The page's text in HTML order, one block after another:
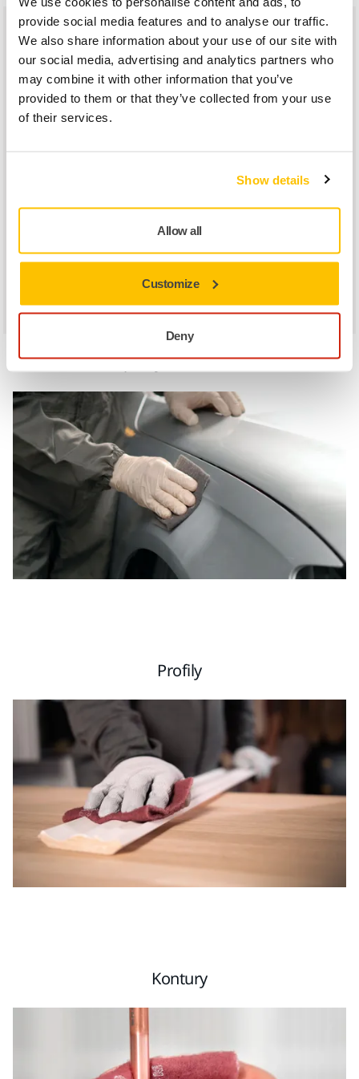
provide social media features and to analyse our traffic.
We also share information about your use of our site with
our social media, advertising and analytics partners who
may combine it with other information that you’ve
provided to them or that they’ve collected from your use
of their services.
Show details
Allow all
Customize
Deny
Mirlon Total je přirozenou volbou při opravách po nehodě,
ale hodí se také pro výrobu nových vozidel, stavebnictví
a dekorace, opracování dřeva a kovů, námořní výrobu
a opracování kompozitů. Dobře působí na ocel a další kovy
a slitiny, stejně jako na plasty, laky, nátěry a primery
a syntetické materiály.
Opravy automobilů
Profily
Kontury